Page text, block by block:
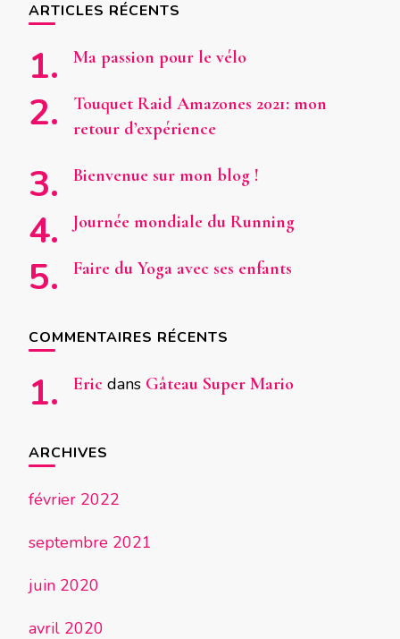
?
ARTICLES RÉCENTS
Ma passion pour le vélo
Touquet Raid Amazones 2021: mon
retour d’expérience
Bienvenue sur mon blog !
Journée mondiale du Running
Faire du Yoga avec ses enfants
COMMENTAIRES RÉCENTS
Eric dans Gâteau Super Mario
ARCHIVES
février 2022
septembre 2021
juin 2020
avril 2020